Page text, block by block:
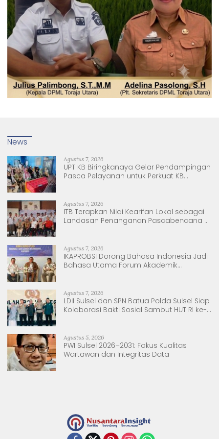
News
Agustus 7, 2026
UPT KB Biringkanaya Gelar Pendampingan
Pasca Pelayanan untuk Perkuat KB
Agustus 7, 2026
ITB Terapkan Nilai Kearifan Lokal sebagai
Landasan Penanganan Pascabencana di
Agustus 7, 2026
IKAPROBSI Dorong Bahasa Indonesia Jadi
Bahasa Utama Forum Akademik
Agustus 7, 2026
LDII Sulsel dan SPN Batua Polda Sulsel Siap
Kolaborasi Bakti Sosial Sambut HUT RI ke-
Agustus 5, 2026
PWI Sulsel 2026–2031: Fokus Kualitas
Wartawan dan Integritas Data